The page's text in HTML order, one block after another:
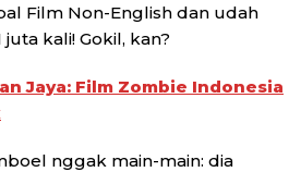
Film Non-English dan udah
kali! Gokil, kan?
Jaya: Film Zombie Indonesia
nggak main-main: dia